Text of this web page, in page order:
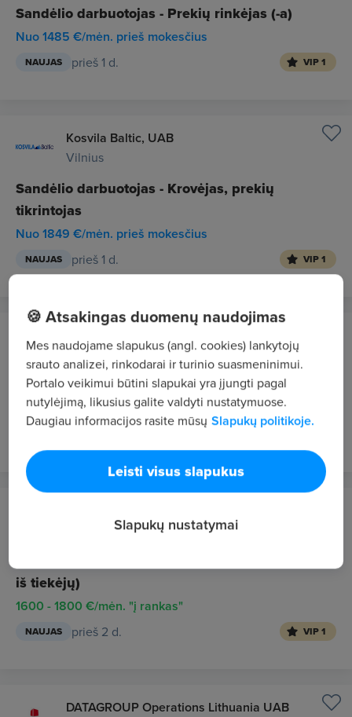
Sandėlio darbuotojas - Prekių rinkėjas (-a)
Nuo 1485 €/mėn. prieš mokesčius
NAUJAS prieš 1 d. VIP 1
Kosvila Baltic, UAB
Vilnius
Sandėlio darbuotojas - Krovėjas, prekių
tikrintojas
Nuo 1849 €/mėn. prieš mokesčius
NAUJAS prieš 1 d. VIP 1
Vilnius
Tiekimo vadovas (baldų gamyba)
2500 - 2900 €/mėn. prieš mokesčius
iš tiekėjų)
1600 - 1800 €/mėn. "į rankas"
NAUJAS prieš 2 d. VIP 1
DATAGROUP Operations Lithuania UAB
🍪 Atsakingas duomenų naudojimas
Mes naudojame slapukus (angl. cookies) lankytojų
srauto analizei, rinkodarai ir turinio suasmeninimui.
Portalo veikimui būtini slapukai yra įjungti pagal
nutylėjimą, likusius galite valdyti nustatymuose.
Daugiau informacijos rasite mūsų Slapukų politikoje.
Leisti visus slapukus
Slapukų nustatymai